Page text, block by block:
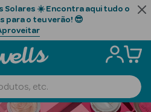
Solares ☀️ Encontra aqui tudo o
para o teu verão! 😎